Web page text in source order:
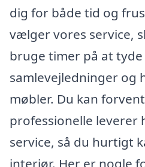
dig for både tid og
vælger vores service,
bruge timer på at
samlevejledninger og
møbler. Du kan
professionelle leverer
service, så du hurtigt
interiør. Her er nogle